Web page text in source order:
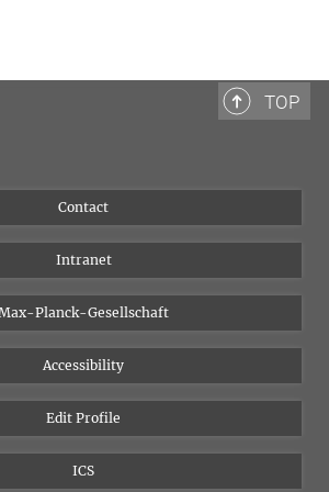
TOP
Contact
Intranet
Planck-Gesellschaft
Accessibility
Edit Profile
ICS